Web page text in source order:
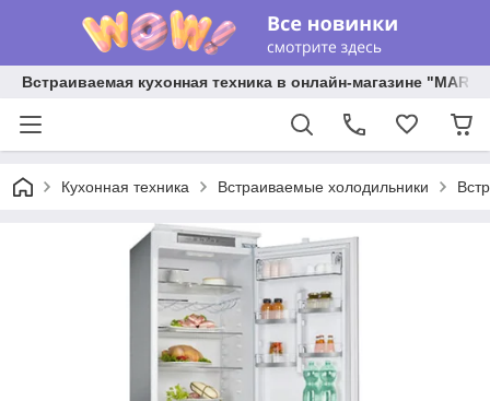
Встраиваемая кухонная техника в онлайн-магазине "MARY
Кухонная техника Встраиваемые холодильники